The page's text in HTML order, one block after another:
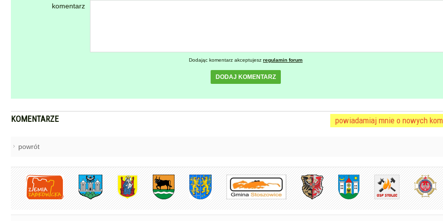
komentarz
Dodając komentarz akceptujesz regulamin forum
DODAJ KOMENTARZ
KOMENTARZE powiadamiaj mnie o nowych
powrót